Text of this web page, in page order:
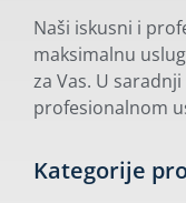
Naši iskusni i
maksimalnu
za Vas. U
profesionalnom
Kategorije